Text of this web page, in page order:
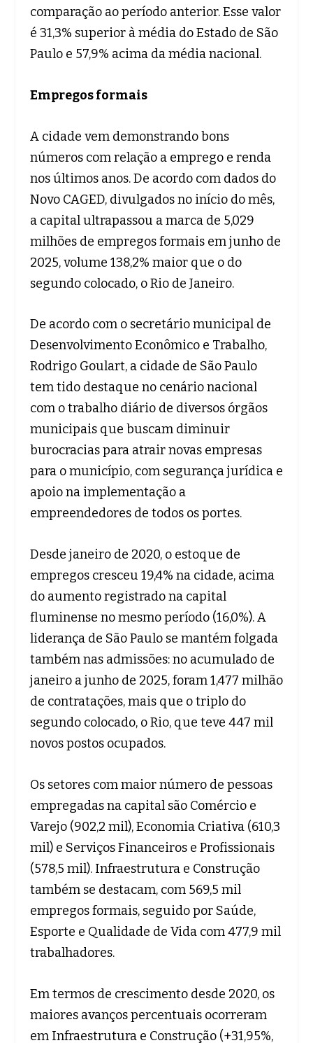
comparação ao período anterior. Esse valor
é 31,3% superior à média do Estado de São
Paulo e 57,9% acima da média nacional.
Empregos formais
A cidade vem demonstrando bons
números com relação a emprego e renda
nos últimos anos. De acordo com dados do
Novo CAGED, divulgados no início do mês,
a capital ultrapassou a marca de 5,029
milhões de empregos formais em junho de
2025, volume 138,2% maior que o do
segundo colocado, o Rio de Janeiro.
De acordo com o secretário municipal de
Desenvolvimento Econômico e Trabalho,
Rodrigo Goulart, a cidade de São Paulo
tem tido destaque no cenário nacional
com o trabalho diário de diversos órgãos
municipais que buscam diminuir
burocracias para atrair novas empresas
para o município, com segurança jurídica e
apoio na implementação a
empreendedores de todos os portes.
Desde janeiro de 2020, o estoque de
empregos cresceu 19,4% na cidade, acima
do aumento registrado na capital
fluminense no mesmo período (16,0%). A
liderança de São Paulo se mantém folgada
também nas admissões: no acumulado de
janeiro a junho de 2025, foram 1,477 milhão
de contratações, mais que o triplo do
segundo colocado, o Rio, que teve 447 mil
novos postos ocupados.
Os setores com maior número de pessoas
empregadas na capital são Comércio e
Varejo (902,2 mil), Economia Criativa (610,3
mil) e Serviços Financeiros e Profissionais
(578,5 mil). Infraestrutura e Construção
também se destacam, com 569,5 mil
empregos formais, seguido por Saúde,
Esporte e Qualidade de Vida com 477,9 mil
trabalhadores.
Em termos de crescimento desde 2020, os
maiores avanços percentuais ocorreram
em Infraestrutura e Construção (+31,95%,